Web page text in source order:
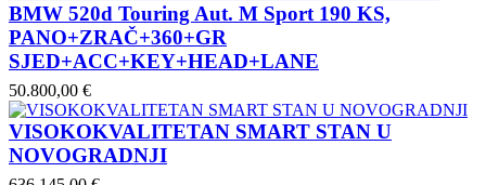
BMW 520d Touring Aut. M Sport 190 KS,
PANO+ZRAČ+360+GR
SJED+ACC+KEY+HEAD+LANE
50.800,00 €
VISOKOKVALITETAN SMART STAN U
NOVOGRADNJI